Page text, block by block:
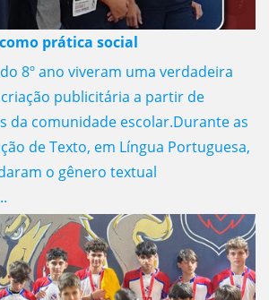
prática social
8º ano viveram uma verdadeira
publicitária a partir de
da comunidade escolar.Durante as
de Texto, em Língua Portuguesa,
o gênero textual